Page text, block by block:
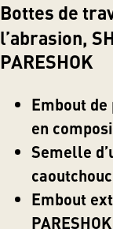
Bottes de
l’abrasion,
PARESHOK
Embout
en
Semelle
caoutchouc
Embout